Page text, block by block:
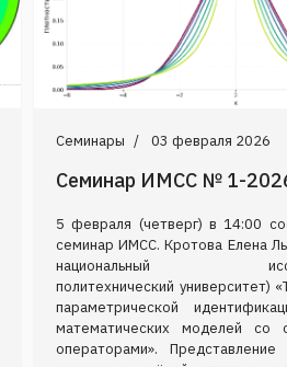
Семинары 03 февраля 2026
Семинар ИМСС № 1-
5 февраля (четверг) в 14:00
семинар ИМСС. Кротова Елена
национальный
политехнический университет)
параметрической
математических моделей со
операторами». Представление